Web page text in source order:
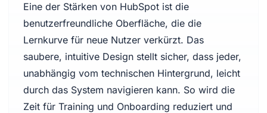
Eine der Stärken von HubSpot ist die
benutzerfreundliche Oberfläche, die die
Lernkurve für neue Nutzer verkürzt. Das
saubere, intuitive Design stellt sicher, dass jeder,
unabhängig vom technischen Hintergrund, leicht
durch das System navigieren kann. So wird die
Zeit für Training und Onboarding reduziert und